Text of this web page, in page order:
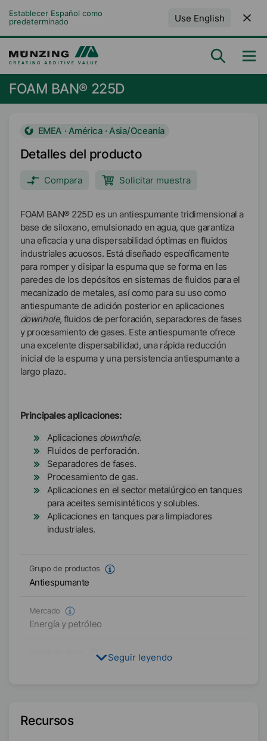
Establecer Español como
predeterminado
Use English
FOAM BAN® 225D
EMEA · América · Asia/Oceanía
Detalles del producto
Compara Solicitar muestra
FOAM BAN® 225D es un antiespumante tridimensional a
base de siloxano, emulsionado en agua, que garantiza
una eficacia y una dispersabilidad óptimas en fluidos
industriales acuosos. Está diseñado específicamente
para romper y disipar la espuma que se forma en las
paredes de los depósitos en sistemas de fluidos para el
mecanizado de metales, así como para su uso como
antiespumante de adición posterior en aplicaciones
downhole, fluidos de perforación, separadores de fases
y procesamiento de gases. Este antiespumante ofrece
una excelente dispersabilidad, una rápida reducción
inicial de la espuma y una persistencia antiespumante a
largo plazo.
Principales aplicaciones:
Aplicaciones downhole.
Fluidos de perforación.
Separadores de fases.
Procesamiento de gas.
Aplicaciones en el sector metalúrgico en tanques
para aceites semisintéticos y solubles.
Aplicaciones en tanques para limpiadores
industriales.
Grupo de productos
Antiespumante
Mercado
Energía y petróleo
Seguir leyendo
Recursos